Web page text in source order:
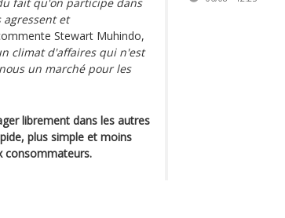
et
Stewart Muhindo,
climat d'affaires qui n'est
un marché pour les
librement dans les autres
plus simple et moins
consommateurs.